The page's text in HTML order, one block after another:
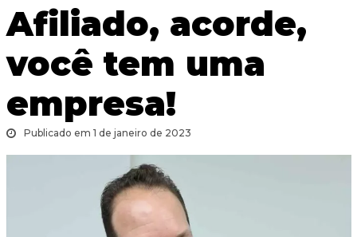
Afiliado, acorde,
você tem uma
empresa!
Publicado em 1 de janeiro de 2023